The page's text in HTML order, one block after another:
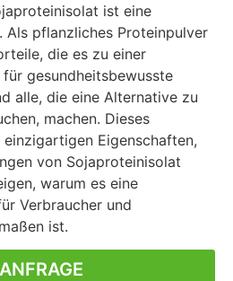
ist eine
Als pflanzliches Proteinpulver
die es zu einer
gesundheitsbewusste
alle, die eine Alternative zu
machen. Dieses
Eigenschaften,
von Sojaproteinisolat
warum es eine
Verbraucher und
ist.
ANFRAGE